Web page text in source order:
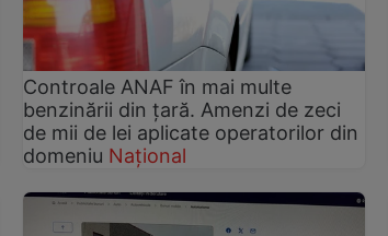
Controale ANAF în mai multe
benzinării din țară. Amenzi de zeci
de mii de lei aplicate operatorilor din
domeniu Național